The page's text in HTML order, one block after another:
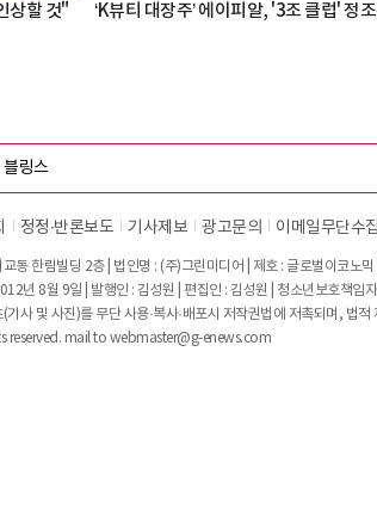
상할 것" ‘K뷰티 대장주’ 에이피알, '3조 클럽' 정
블링스
정정∙반론보도 기사제보 광고문의 이메일무단수
동 한림빌딩 2층 | 법인명 : (주)그린미디어 | 제호 : 글로벌이코노
년 8월 9일 | 발행인 : 김성원 | 편집인 : 김성원 | 청소년보호책임
사 및 사진)를 무단 사용·복사·배포시 저작권법에 저촉되며, 법적
reserved. mail to webmaster@g-enews.com